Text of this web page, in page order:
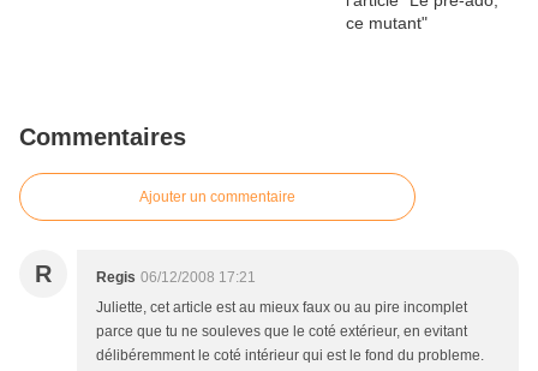
Commentaires
Ajouter un commentaire
R Regis 06/12/2008 17:21
Juliette, cet article est au mieux faux ou au pire incomplet
parce que tu ne souleves que le coté extérieur, en evitant
délibéremment le coté intérieur qui est le fond du probleme.